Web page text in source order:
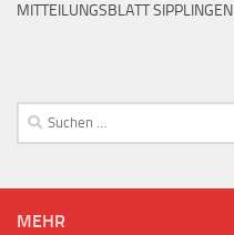
MITTEILUNGSBLATT SIPPLINGEN
Suchen
nach:
MEHR